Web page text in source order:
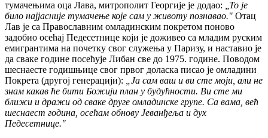
тумачењима оца Лава, митрополит Георгије је додао: „То је
било најјасније тумачење које сам у животу познавао." Отац
Лав је са Православним омладинским покретом поново
задобио осећај Педесетнице који је доживео са младим руским
емигрантима на почетку свог служења у Паризу, и наставио је
да сваке године посећује Либан све до 1975. године. Поводом
шеснаесте годишњице свог првог доласка писао је омладини
Покрета (другој генерацији): „Ја сам ваш и ви сте моји, али не
знам какав ће бити Божији план у будућности. Ви сте ми
ближи и дражи од сваке друге омладинске групе. Са вама, већ
шеснаест година, осећам обнову Јеванђеља и дух
Педесетнице."